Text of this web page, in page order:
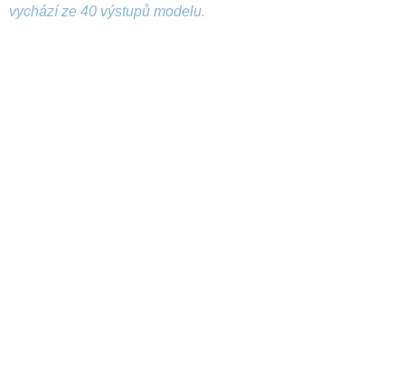
vychází ze 40 výstupů modelu.